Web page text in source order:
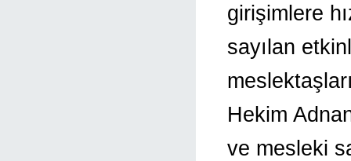
girişimlere
sayılan
Hekim
ve mesleki